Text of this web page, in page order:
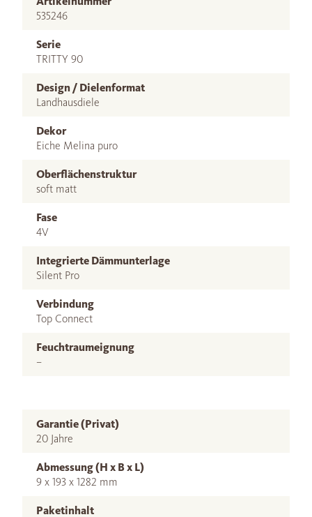
535246
Serie
TRITTY 90
Design / Dielenformat
Landhausdiele
Dekor
Eiche Melina puro
Oberflächenstruktur
soft matt
Fase
4V
Integrierte Dämmunterlage
Silent Pro
Verbindung
Top Connect
Feuchtraumeignung
–
Garantie (Privat)
20 Jahre
Abmessung (H x B x L)
9 x 193 x 1282 mm
Paketinhalt